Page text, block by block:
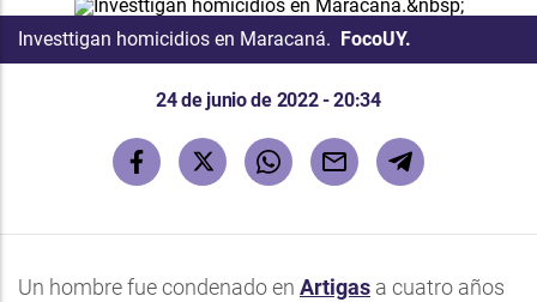
Investtigan homicidios en Maracaná. FocoUY.
24 de junio de 2022 - 20:34
Un hombre fue condenado en Artigas a cuatro años